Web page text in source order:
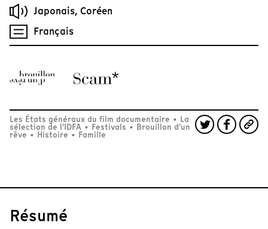
Japonais, Coréen
Français
Les États généraux du film documentaire • La
sélection de l'IDFA • Festivals • Brouillon d'un
rêve • Histoire • Famille
Résumé